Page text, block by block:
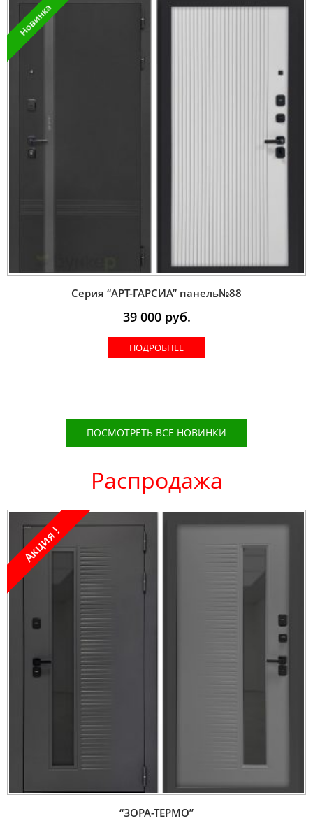
Новинка
Серия “AРT-ГАРСИА” панель№88
39 000руб.
ПОДРОБНЕЕ
ПОСМОТРЕТЬ ВСЕ НОВИНКИ
Распродажа
Акция !
“ЗОРА-ТЕРМО”